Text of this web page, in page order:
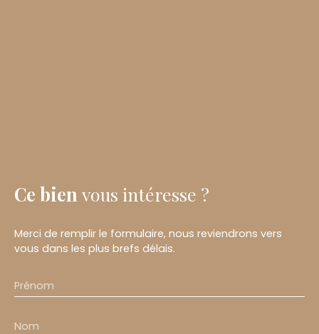
Ce bien vous intéresse ?
Merci de remplir le formulaire, nous reviendrons vers
vous dans les plus brefs délais.
Prénom
Nom